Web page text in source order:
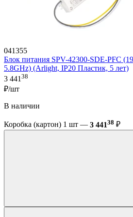
041355
Блок питания SPV-42300-SDE-PFC
5.8GHz) (Arlight, IP20 Пластик, 5 лет)
3 44138
₽/шт
В наличии
Коробка (картон) 1 шт — 3 44138 ₽